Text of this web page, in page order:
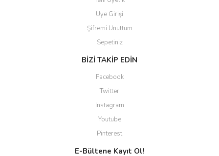
Üye Girişi
Şifremi Unuttum
Sepetiniz
BİZİ TAKİP EDİN
Facebook
Twitter
Instagram
Youtube
Pinterest
E-Bültene Kayıt Ol!